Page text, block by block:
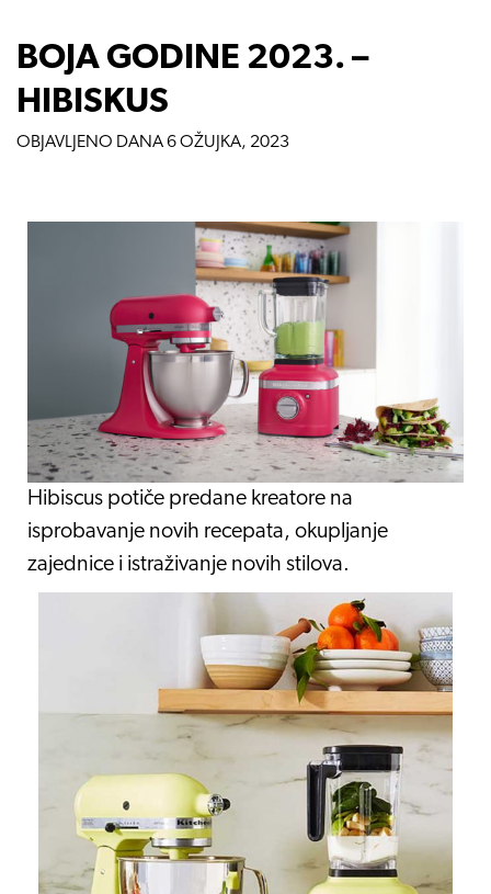
BOJA GODINE 2023. –
HIBISKUS
OBJAVLJENO DANA6 OŽUJKA, 2023
Hibiscus potiče predane kreatore na
isprobavanje novih recepata, okupljanje
zajednice i istraživanje novih stilova.